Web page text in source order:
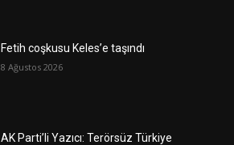
Fetih coşkusu Keles’e taşındı
8 Ağustos 2026
AK Parti’li Yazıcı: Terörsüz Türkiye